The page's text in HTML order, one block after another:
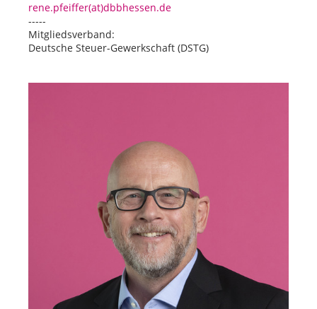
rene.pfeiffer(at)dbbhessen.de
-----
Mitgliedsverband:
Deutsche Steuer-Gewerkschaft (DSTG)